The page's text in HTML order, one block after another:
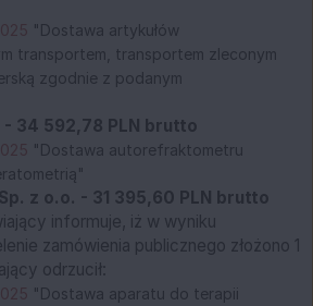
"Dostawa artykułów
transportem, transportem zleconym
zgodnie z podanym
- 34 592,78 PLN brutto
"Dostawa autorefraktometru
z o.o. - 31 395,60 PLN brutto
informuje, iż w wyniku
zamówienia publicznego złożono 1
odrzucił:
"Dostawa aparatu do terapii